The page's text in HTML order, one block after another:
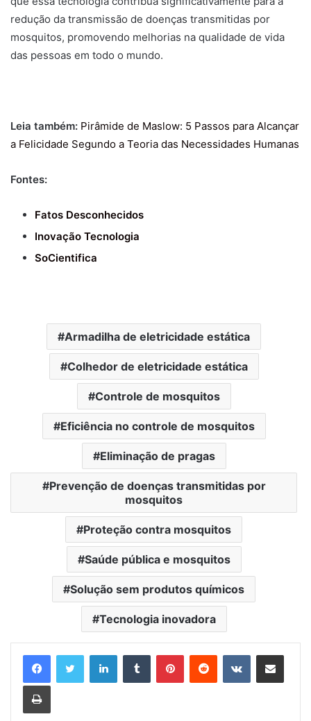
redução da transmissão de doenças transmitidas por
mosquitos, promovendo melhorias na qualidade de vida
das pessoas em todo o mundo.
Leia também: Pirâmide de Maslow: 5 Passos para Alcançar
a Felicidade Segundo a Teoria das Necessidades Humanas
Fontes:
Fatos Desconhecidos
Inovação Tecnologia
SoCientifica
Armadilha de eletricidade estática
Colhedor de eletricidade estática
Controle de mosquitos
Eficiência no controle de mosquitos
Eliminação de pragas
Prevenção de doenças transmitidas por
mosquitos
Proteção contra mosquitos
Saúde pública e mosquitos
Solução sem produtos químicos
Tecnologia inovadora